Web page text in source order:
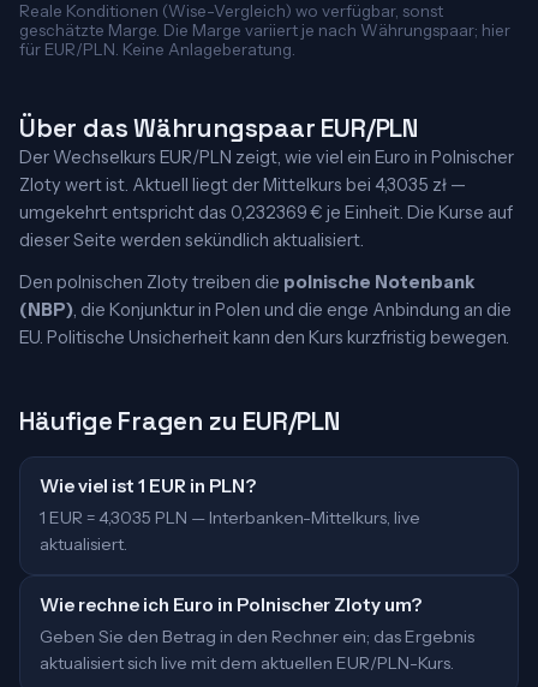
Reale Konditionen (Wise-Vergleich) wo verfügbar, sonst
geschätzte Marge. Die Marge variiert je nach Währungspaar; hier
für EUR/PLN. Keine Anlageberatung.
Über das Währungspaar EUR/PLN
Der Wechselkurs EUR/PLN zeigt, wie viel ein Euro in Polnischer
Zloty wert ist. Aktuell liegt der Mittelkurs bei 4,3035 zł —
umgekehrt entspricht das 0,232369 € je Einheit. Die Kurse auf
dieser Seite werden sekündlich aktualisiert.
Den polnischen Zloty treiben die polnische Notenbank
(NBP), die Konjunktur in Polen und die enge Anbindung an die
EU. Politische Unsicherheit kann den Kurs kurzfristig bewegen.
Häufige Fragen zu EUR/PLN
Wie viel ist 1 EUR in PLN?
1 EUR = 4,3035 PLN — Interbanken-Mittelkurs, live
aktualisiert.
Wie rechne ich Euro in Polnischer Zloty um?
Geben Sie den Betrag in den Rechner ein; das Ergebnis
aktualisiert sich live mit dem aktuellen EUR/PLN-Kurs.